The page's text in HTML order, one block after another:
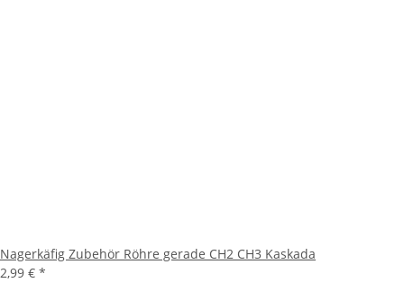
Nagerkäfig Zubehör Röhre gerade CH2 CH3 Kaskada
2,99 € *